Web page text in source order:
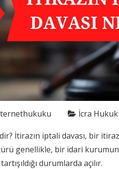
İcra
İtirazın iptali davası, bir
genellikle, bir idari kurumun
durumlarda açılır.